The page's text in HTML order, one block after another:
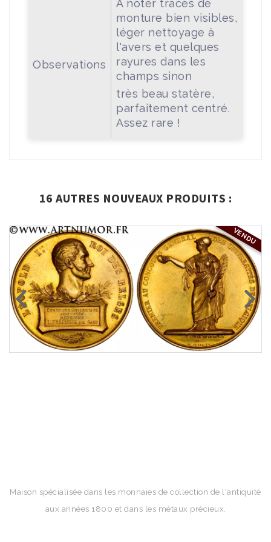
Observations
A noter traces de
monture bien visibles,
léger nettoyage à
l'avers et quelques
rayures dans les
champs sinon
très beau statère,
parfaitement centré.
Assez rare !
16 AUTRES NOUVEAUX PRODUITS :
VENDU
Maison spécialisée dans les monnaies de collection de l'antiquité
aux années 1800 et dans les métaux précieux.